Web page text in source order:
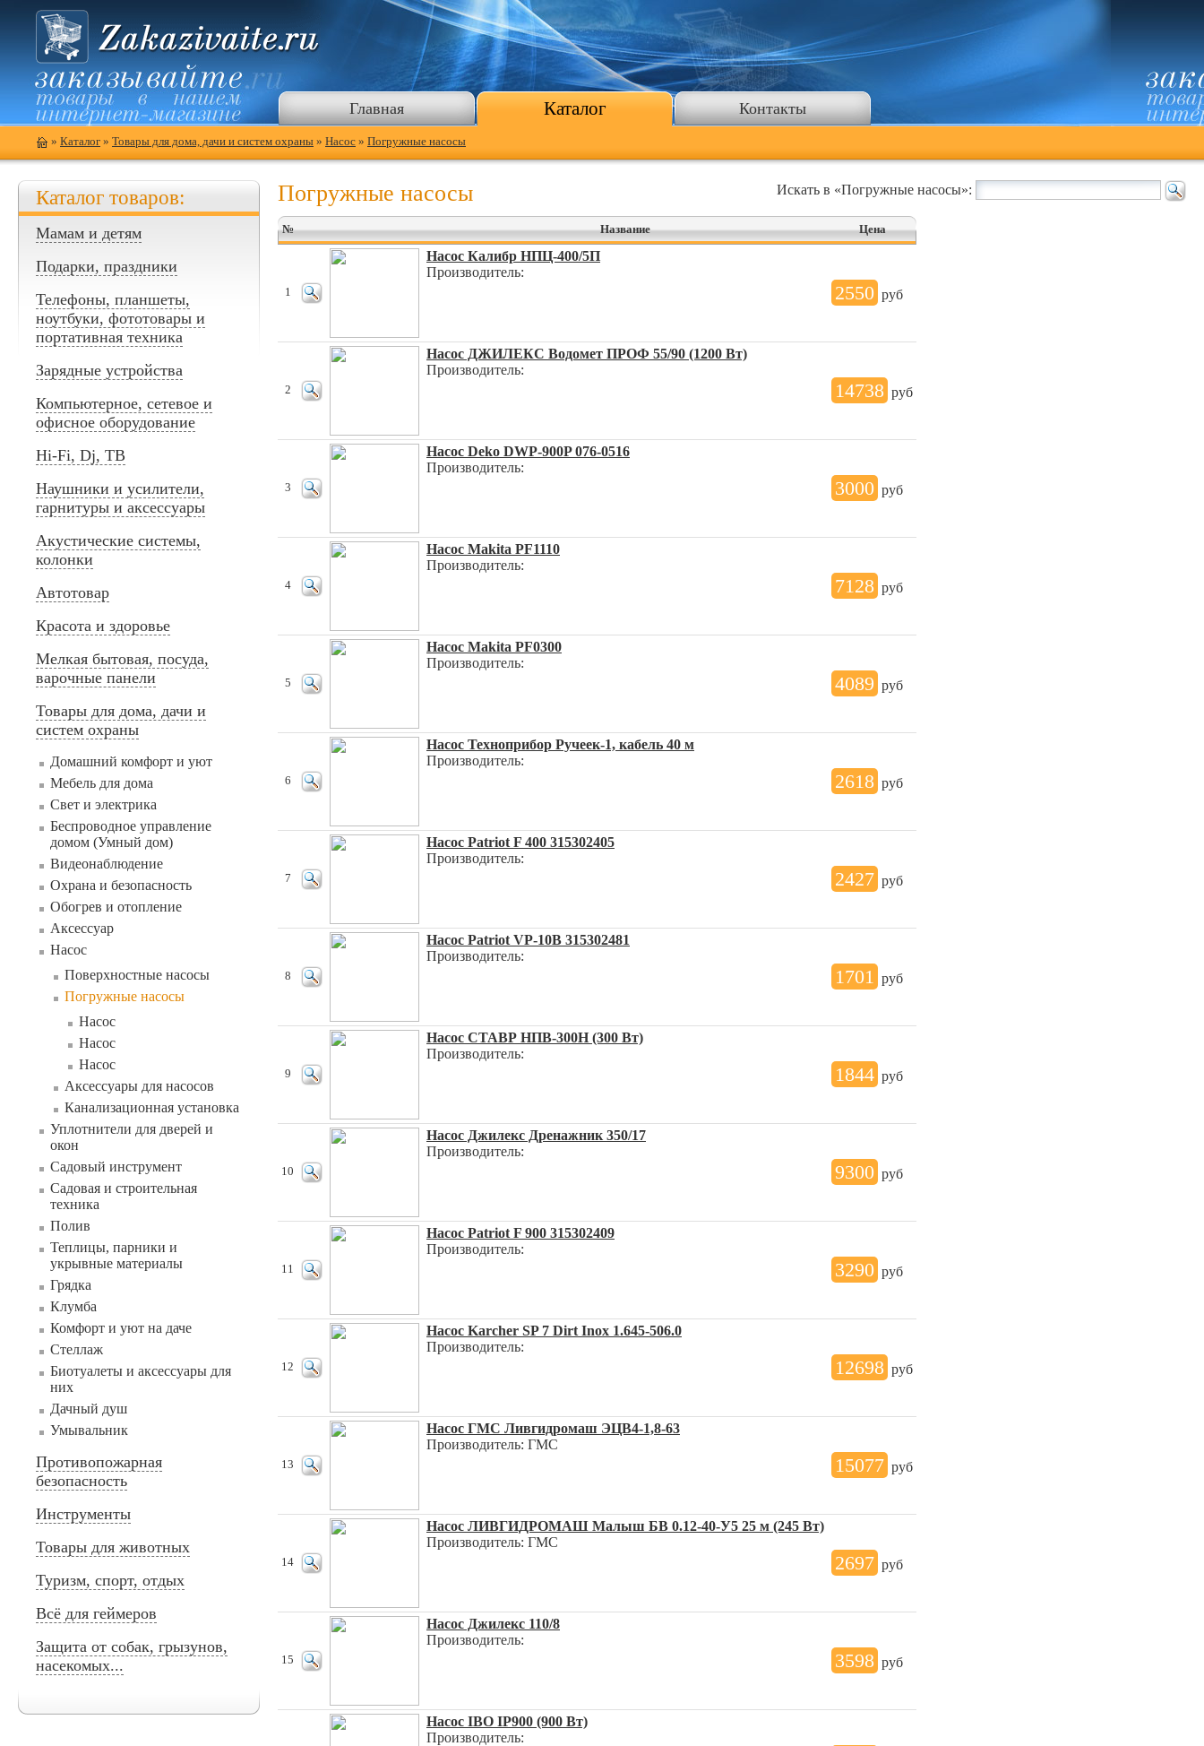
Главная Каталог Контакты
» Каталог » Товары для дома, дачи и систем охраны » Насос » Погружные насосы
Каталог товаров:
Мамам и детям
Подарки, праздники
Телефоны, планшеты,
ноутбуки, фототовары и
портативная техника
Зарядные устройства
Компьютерное, сетевое и
офисное оборудование
Hi-Fi, Dj, ТВ
Наушники и усилители,
гарнитуры и аксессуары
Акустические системы,
колонки
Автотовар
Красота и здоровье
Мелкая бытовая, посуда,
варочные панели
Товары для дома, дачи и
систем охраны
Домашний комфорт и уют
Мебель для дома
Свет и электрика
Беспроводное управление
домом (Умный дом)
Видеонаблюдение
Охрана и безопасность
Обогрев и отопление
Аксессуар
Насос
Поверхностные насосы
Погружные насосы
Насос
Насос
Насос
Аксессуары для насосов
Канализационная установка
Уплотнители для дверей и
окон
Садовый инструмент
Садовая и строительная
техника
Полив
Теплицы, парники и
укрывные материалы
Грядка
Клумба
Комфорт и уют на даче
Стеллаж
Биотуалеты и аксессуары для
них
Дачный душ
Умывальник
Противопожарная
безопасность
Инструменты
Товары для животных
Туризм, спорт, отдых
Всё для геймеров
Защита от собак, грызунов,
насекомых...
Искать в «Погружные насосы»:
Погружные насосы
№ Название Цена
1
Насос Калибр НПЦ-400/5П
Производитель:
2550 руб
2
Насос ДЖИЛЕКС Водомет ПРОФ 55/90 (1200 Вт)
Производитель:
14738 руб
3
Насос Deko DWP-900P 076-0516
Производитель:
3000 руб
4
Насос Makita PF1110
Производитель:
7128 руб
5
Насос Makita PF0300
Производитель:
4089 руб
6
Насос Техноприбор Ручеек-1, кабель 40 м
Производитель:
2618 руб
7
Насос Patriot F 400 315302405
Производитель:
2427 руб
8
Насос Patriot VP-10B 315302481
Производитель:
1701 руб
9
Насос СТАВР НПВ-300Н (300 Вт)
Производитель:
1844 руб
10
Насос Джилекс Дренажник 350/17
Производитель:
9300 руб
11
Насос Patriot F 900 315302409
Производитель:
3290 руб
12
Насос Karcher SP 7 Dirt Inox 1.645-506.0
Производитель:
12698 руб
13
Насос ГМС Ливгидромаш ЭЦВ4-1,8-63
Производитель: ГМС
15077 руб
14
Насос ЛИВГИДРОМАШ Малыш БВ 0.12-40-У5 25 м (245 Вт)
Производитель: ГМС
2697 руб
15
Насос Джилекс 110/8
Производитель:
3598 руб
Насос IBO IP900 (900 Вт)
Производитель: